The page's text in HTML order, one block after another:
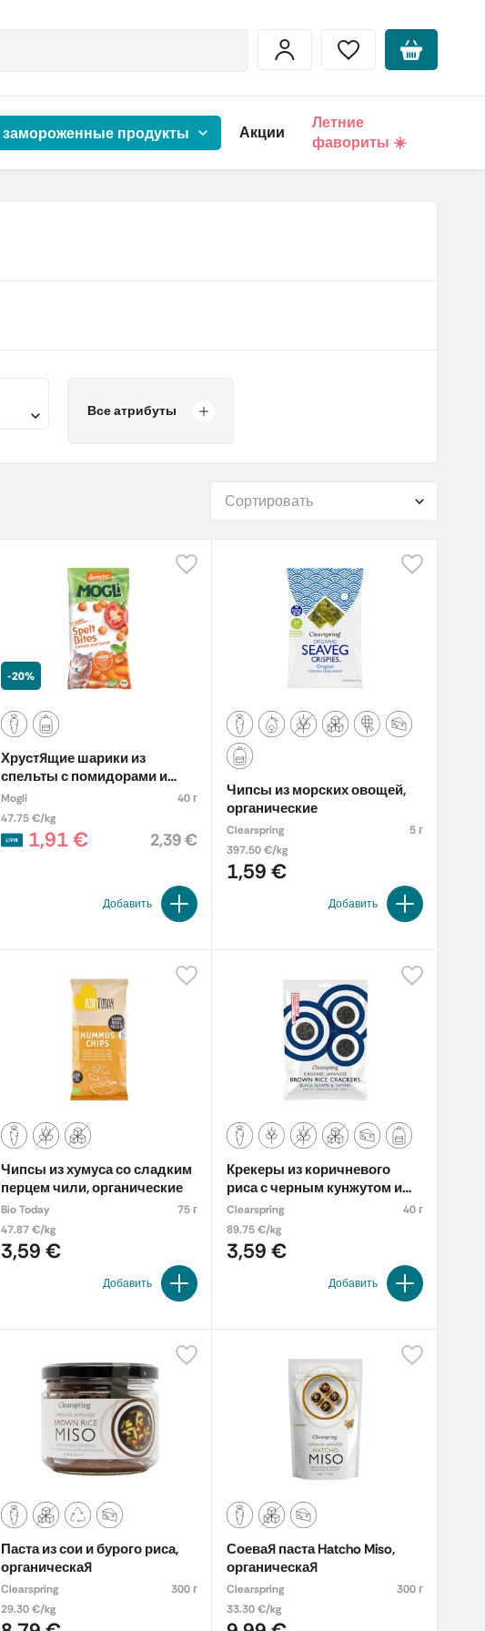
продукты Акции
Летние
фавориты ☀️
Все атрибуты
Сортировать
-20%
Хрустящие шарики из
спельты с помидорами и
морковью,
биодинамические
Mogli
40 г
47.75 €/kg
1,91 € 2,39 €
Добавить
Чипсы из морских овощей,
органические
Clearspring
5 г
397.50 €/kg
1,59 €
Добавить
Чипсы из хумуса со сладким
перцем чили, органические
Bio Today
75 г
47.87 €/kg
3,59 €
Добавить
Крекеры из коричневого
риса с черным кунжутом и
соевым соусом «Tamari»,
органические
Clearspring
40 г
89.75 €/kg
3,59 €
Добавить
Паста из сои и бурого риса,
органическая
Clearspring
300 г
29.30 €/kg
Соевая паста Hatcho Miso,
органическая
Clearspring
300 г
33.30 €/kg